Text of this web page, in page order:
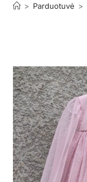
> Parduotuvė >